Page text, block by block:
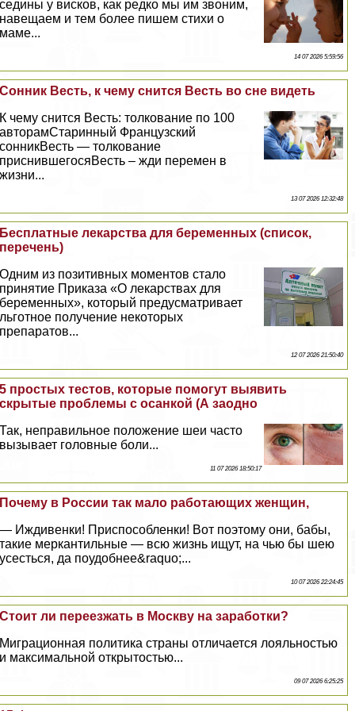
седины у висков, как редко мы им звоним,
навещаем и тем более пишем стихи о
маме...
14 07 2026 5:59:56
Сонник Весть, к чему снится Весть во сне видеть
К чему снится Весть: толкование по 100
авторамСтаринный Французский
сонникВесть — толкование
приснившегосяВесть – жди перемен в
жизни...
13 07 2026 12:32:48
Бесплатные лекарства для беременных (список,
перечень)
Одним из позитивных моментов стало
принятие Приказа «О лекарствах для
беременных», который предусматривает
льготное получение некоторых
препаратов...
12 07 2026 21:50:40
5 простых тестов, которые помогут выявить
скрытые проблемы с осанкой (А заодно
Так, неправильное положение шеи часто
вызывает головные боли...
11 07 2026 18:50:17
Почему в России так мало работающих женщин,
— Иждивенки! Приспособленки! Вот поэтому они, бабы,
такие меркантильные — всю жизнь ищут, на чью бы шею
усесться, да поудобнее&raquo;...
10 07 2026 22:24:45
Стоит ли переезжать в Москву на заработки?
Миграционная политика страны отличается лояльностью
и максимальной открытостью...
09 07 2026 6:25:25